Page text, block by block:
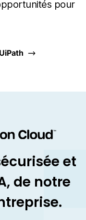
pour
et
de notre